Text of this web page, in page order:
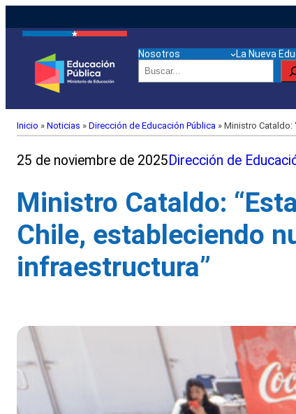
Nosotros La Nueva
Buscar
Inicio » Noticias » Dirección de Educación Pública » Ministro Cataldo:
25 de noviembre de 2025Dirección de
Ministro Cataldo:
Chile, estableciendo
infraestructura”